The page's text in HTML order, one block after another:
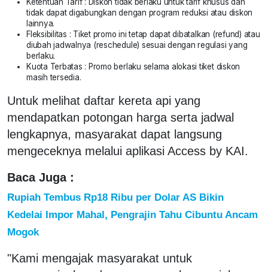
tidak dapat digabungkan dengan program reduksi atau diskon
lainnya.
Fleksibilitas : Tiket promo ini tetap dapat dibatalkan (refund) atau
diubah jadwalnya (reschedule) sesuai dengan regulasi yang
berlaku.
Kuota Terbatas : Promo berlaku selama alokasi tiket diskon
masih tersedia.
Untuk melihat daftar kereta api yang
mendapatkan potongan harga serta jadwal
lengkapnya, masyarakat dapat langsung
mengeceknya melalui aplikasi Access by KAI.
Baca Juga :
Rupiah Tembus Rp18 Ribu per Dolar AS Bikin
Kedelai Impor Mahal, Pengrajin Tahu Cibuntu Ancam
Mogok
"Kami mengajak masyarakat untuk